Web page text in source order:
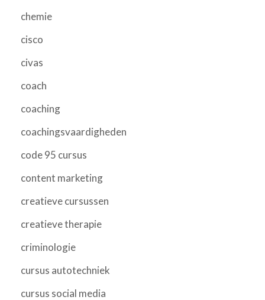
chemie
cisco
civas
coach
coaching
coachingsvaardigheden
code 95 cursus
content marketing
creatieve cursussen
creatieve therapie
criminologie
cursus autotechniek
cursus social media